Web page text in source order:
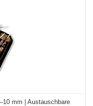
mm | Austauschbare